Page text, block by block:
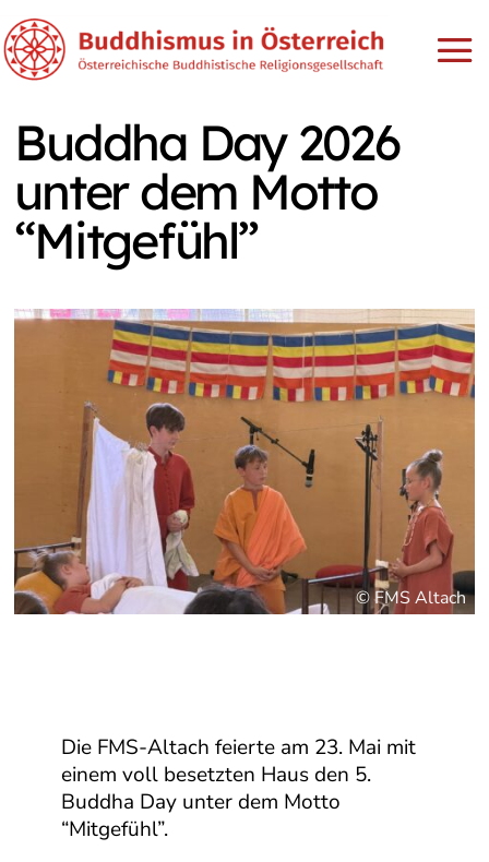
Buddha Day 2026
unter dem Motto
“Mitgefühl”
© FMS Altach
Die FMS-Altach feierte am 23. Mai mit
einem voll besetzten Haus den 5.
Buddha Day unter dem Motto
“Mitgefühl”.